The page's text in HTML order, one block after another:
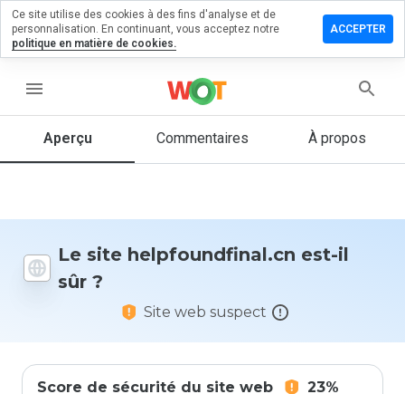
menu
Aperçu Commentaires À propos
Le site helpfoundfinal.cn est-il
sûr ?
Site web suspect
Score de sécurité du site web 23%
un
sur
Quelle
donneriez-
Ce site utilise des cookies à des fins d'analyse et de
personnalisation. En continuant, vous acceptez notre
politique en matière de cookies.
ACCEPTER